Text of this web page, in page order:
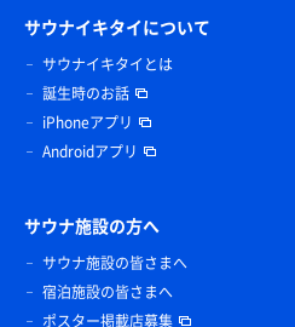
サウナイキタイについて
サウナイキタイとは
誕生時のお話
iPhoneアプリ
Androidアプリ
サウナ施設の方へ
サウナ施設の皆さまへ
宿泊施設の皆さまへ
ポスター掲載店募集